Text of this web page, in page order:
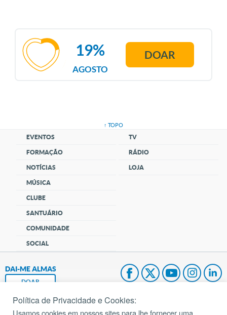
AGOSTO
19% DOAR
↑ TOPO
EVENTOS
FORMAÇÃO
NOTÍCIAS
MÚSICA
CLUBE
SANTUÁRIO
COMUNIDADE
SOCIAL
TV
RÁDIO
LOJA
DAI-ME ALMAS
DOAR
Fundação João Paulo II
Política de Privacidade e Cookies:
Usamos cookies em nossos sites para lhe fornecer uma